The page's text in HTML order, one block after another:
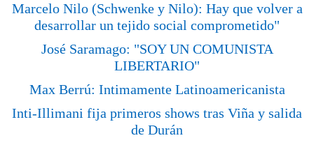
Marcelo Nilo (Schwenke y Nilo): Hay que volver a
desarrollar un tejido social comprometido"
José Saramago: "SOY UN COMUNISTA
LIBERTARIO"
Max Berrú: Intimamente Latinoamericanista
Inti-Illimani fija primeros shows tras Viña y salida
de Durán